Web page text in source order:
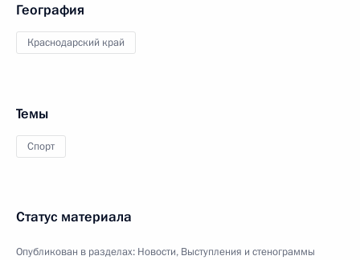
География
Краснодарский край
Темы
Спорт
Статус материала
Опубликован в разделах: Новости, Выступления и стенограммы